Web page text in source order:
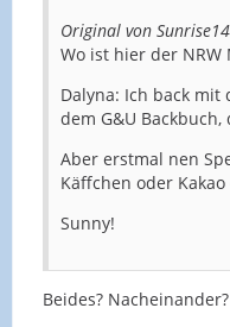
Original von
Wo ist hier der NRW
Dalyna: Ich back
dem G&U
Aber erstmal nen
Käffchen oder Kakao
Sunny!
Beides? Nacheinander?